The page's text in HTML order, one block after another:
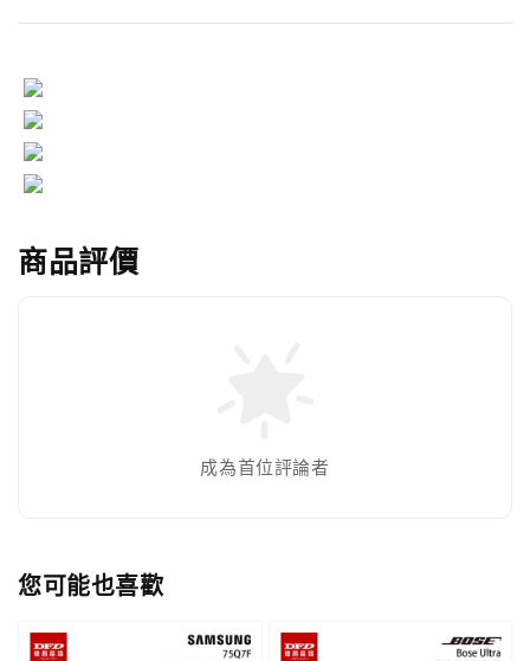
商品評價
成為首位評論者
您可能也喜歡